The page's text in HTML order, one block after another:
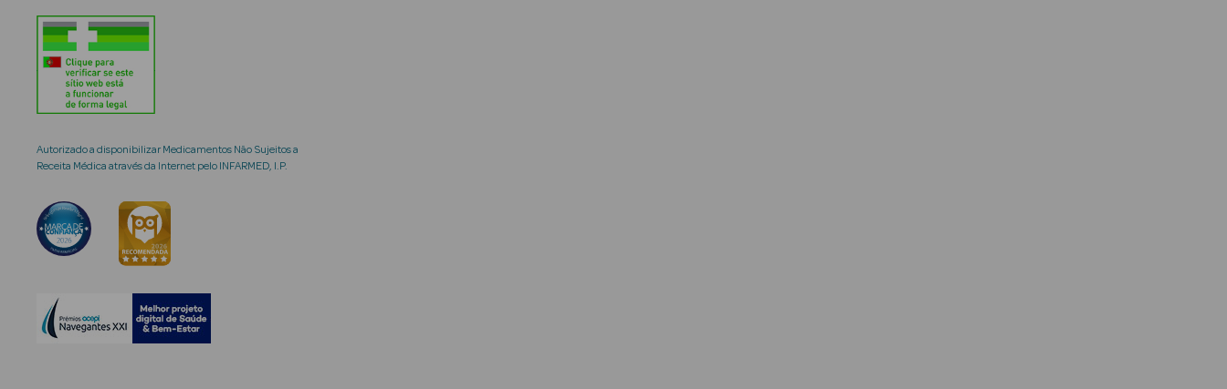
Autorizado a disponibilizar Medicamentos Não Sujeitos a
Receita Médica através da Internet pelo INFARMED, I.P.